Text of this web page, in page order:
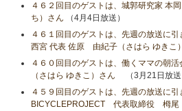
４６２回目のゲストは、城郭研究家
ち）さん （4月4日放送）
４６１回目のゲストは、先週の放送に
西宮 代表 佐原 由紀子（さはら ゆきこ
４６０回目のゲストは、働くママの朝
（さはら ゆきこ）さん
（3月21日放送
４５９回目のゲストは、先週の放送に
BICYCLEPROJECT 代表取締役 栂